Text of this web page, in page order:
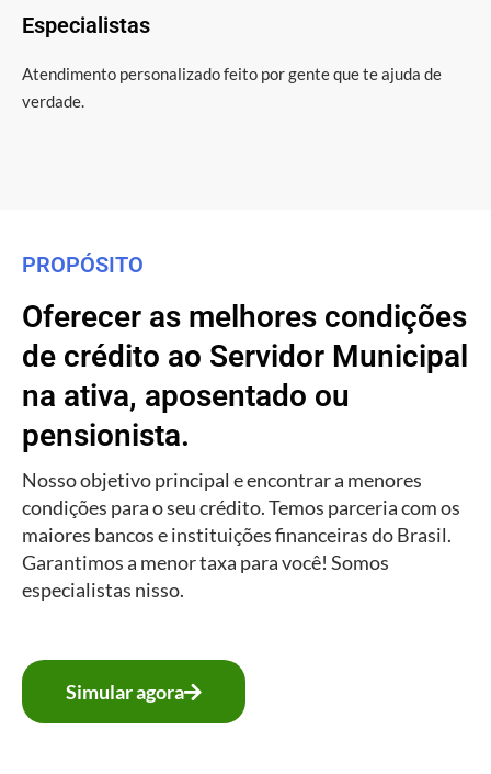
Especialistas
Atendimento personalizado feito por gente que te ajuda de
verdade.
PROPÓSITO
Oferecer as melhores condições
de crédito ao Servidor Municipal
na ativa, aposentado ou
pensionista.
Nosso objetivo principal e encontrar a menores
condições para o seu crédito. Temos parceria com os
maiores bancos e instituições financeiras do Brasil.
Garantimos a menor taxa para você! Somos
especialistas nisso.
Simular agora